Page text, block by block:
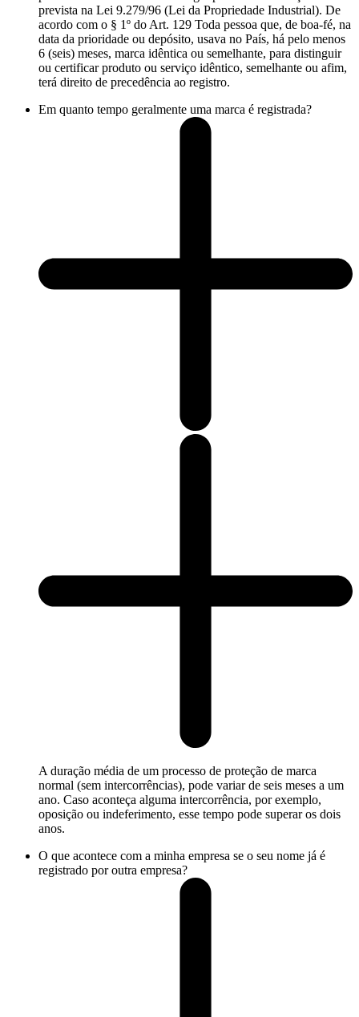
prevista na Lei 9.279/96 (Lei da Propriedade Industrial). De
acordo com o § 1º do Art. 129 Toda pessoa que, de boa-fé, na
data da prioridade ou depósito, usava no País, há pelo menos
6 (seis) meses, marca idêntica ou semelhante, para distinguir
ou certificar produto ou serviço idêntico, semelhante ou afim,
terá direito de precedência ao registro.
Em quanto tempo geralmente uma marca é registrada?
A duração média de um processo de proteção de marca
normal (sem intercorrências), pode variar de seis meses a um
ano. Caso aconteça alguma intercorrência, por exemplo,
oposição ou indeferimento, esse tempo pode superar os dois
anos.
O que acontece com a minha empresa se o seu nome já é
registrado por outra empresa?